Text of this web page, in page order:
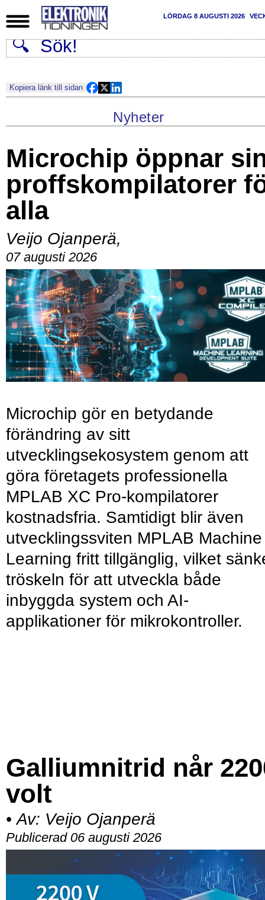
LÖRDAG 8 AUGUSTI 2026
Kopiera länk till sidan
Nyheter
Microchip öppnar
proffskompilatorer
alla
Veijo Ojanperä,
07 augusti 2026
Microchip gör en betydande
förändring av sitt
utvecklingsekosystem genom att
göra företagets professionella
MPLAB XC Pro-kompilatorer
kostnadsfria. Samtidigt blir även
utvecklingssviten MPLAB Machine
Learning fritt tillgänglig, vilket
tröskeln för att utveckla både
inbyggda system och AI-
applikationer för mikrokontroller.
Galliumnitrid når
volt
• Av: Veijo Ojanperä
Publicerad 06 augusti 2026